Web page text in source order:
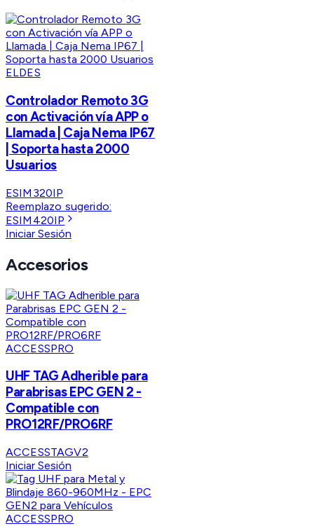
ELDES
Controlador Remoto 3G
con Activación vía APP o
Llamada | Caja Nema IP67
| Soporta hasta 2000
Usuarios
ESIM320IP
Reemplazo sugerido:
ESIM420IP
Iniciar Sesión
Accesorios
ACCESSPRO
UHF TAG Adherible para
Parabrisas EPC GEN 2 -
Compatible con
PRO12RF/PRO6RF
ACCESSTAGV2
Iniciar Sesión
ACCESSPRO